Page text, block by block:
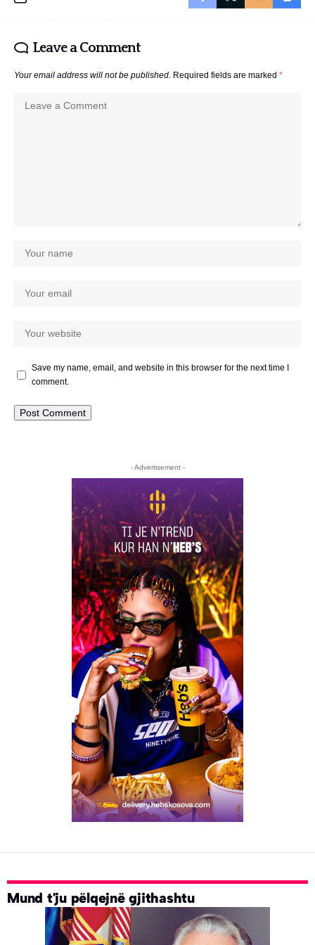
Leave a Comment
Your email address will not be published. Required fields are marked *
Save my name, email, and website in this browser for the next time I
comment.
- Advertisement -
Mund t'ju pëlqejnë gjithashtu